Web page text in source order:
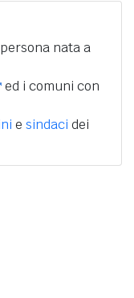
nata a
ed i comuni con
e sindaci dei